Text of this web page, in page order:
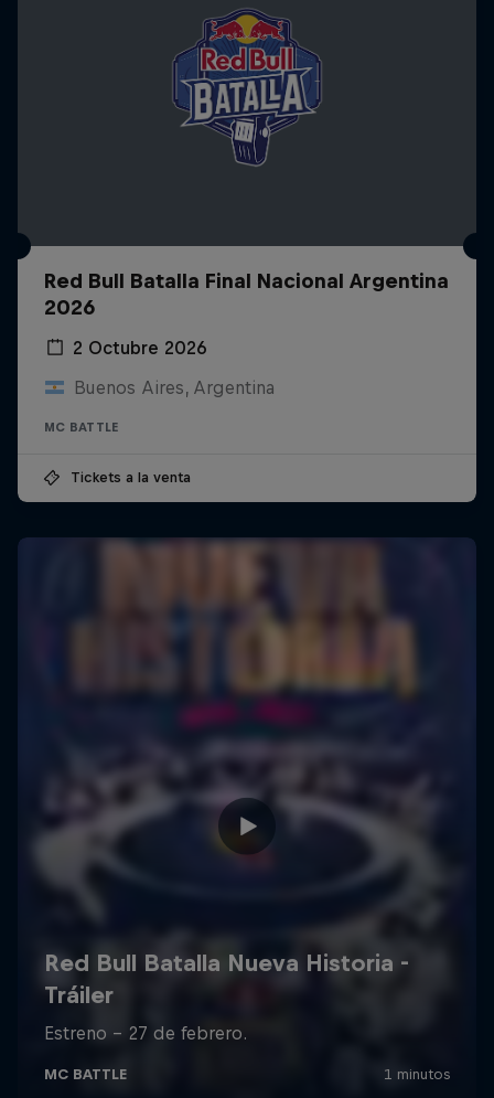
Red Bull Batalla Final Nacional Argentina
2026
2 Octubre 2026
Buenos Aires, Argentina
MC BATTLE
Tickets a la venta